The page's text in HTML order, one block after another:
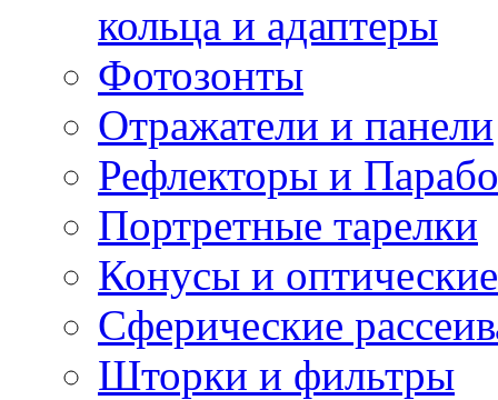
кольца и адаптеры
Фотозонты
Отражатели и панели
Рефлекторы и
Портретные тарелки
Конусы и
Сферические
Шторки и фильтры